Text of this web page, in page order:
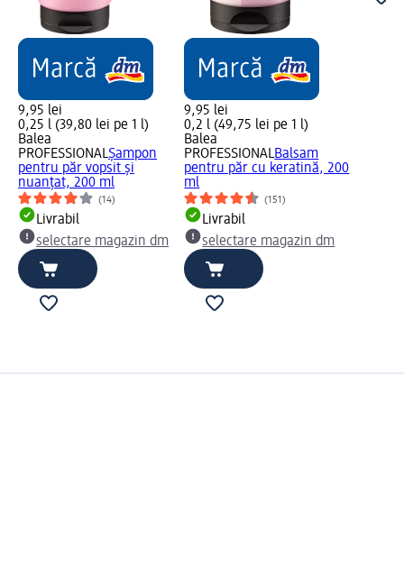
9,95 lei
0,25 l (39,80 lei pe 1 l)
Balea
PROFESSIONALȘampon
pentru păr vopsit și
nuanțat, 200 ml
(14)
Livrabil
selectare magazin dm
9,95 lei
0,2 l (49,75 lei pe 1 l)
Balea
PROFESSIONALBalsam
pentru păr cu keratină, 200
ml
(151)
Livrabil
selectare magazin dm